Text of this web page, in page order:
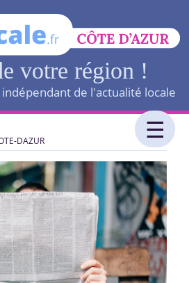
votre région !
de l'actualité locale
DAZUR